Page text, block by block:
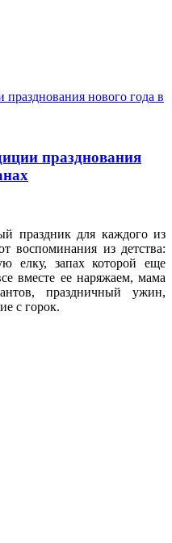
празднования
праздник для каждого из
воспоминания из детства:
елку, запах которой еще
вместе ее наряжаем, мама
праздничный ужин,
с горок.